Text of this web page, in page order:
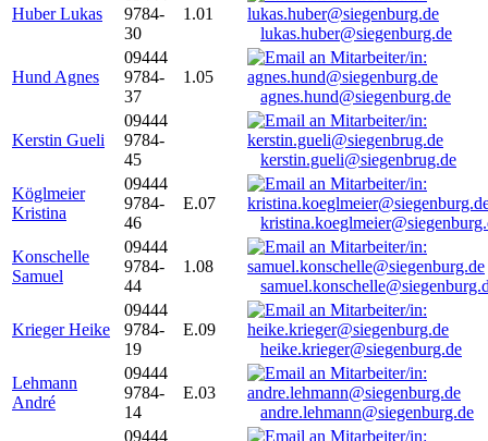
Huber Lukas
9784-
30
1.01
lukas.huber@siegenburg.de
Hund Agnes
09444
9784-
37
1.05
agnes.hund@siegenburg.de
Kerstin Gueli
09444
9784-
45
kerstin.gueli@siegenbrug.de
Köglmeier
Kristina
09444
9784-
46
E.07
Konschelle
Samuel
09444
9784-
44
1.08
Krieger Heike
09444
9784-
19
E.09
heike.krieger@siegenburg.de
Lehmann
André
09444
9784-
14
E.03
andre.lehmann@siegenburg.de
09444